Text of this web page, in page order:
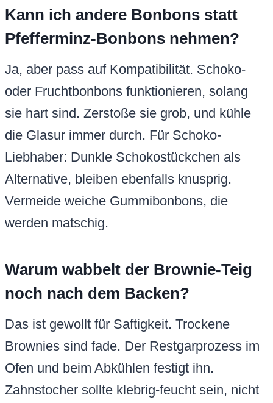
Kann ich andere Bonbons statt
Pfefferminz-Bonbons nehmen?
Ja, aber pass auf Kompatibilität. Schoko-
oder Fruchtbonbons funktionieren, solang
sie hart sind. Zerstoße sie grob, und kühle
die Glasur immer durch. Für Schoko-
Liebhaber: Dunkle Schokostückchen als
Alternative, bleiben ebenfalls knusprig.
Vermeide weiche Gummibonbons, die
werden matschig.
Warum wabbelt der Brownie-Teig
noch nach dem Backen?
Das ist gewollt für Saftigkeit. Trockene
Brownies sind fade. Der Restgarprozess im
Ofen und beim Abkühlen festigt ihn.
Zahnstocher sollte klebrig-feucht sein, nicht